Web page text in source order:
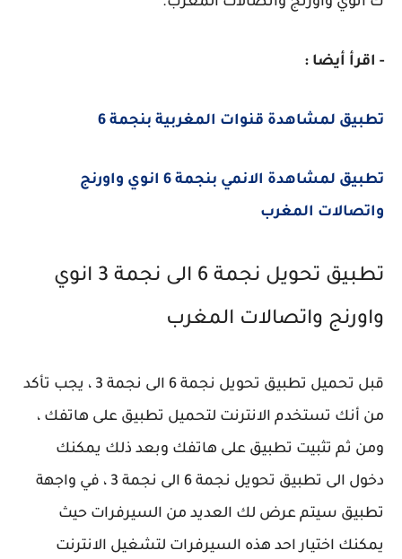
- اقرأ أيضا :
تطبيق لمشاهدة قنوات المغربية بنجمة 6
تطبيق لمشاهدة الانمي بنجمة 6 انوي واورنج
واتصالات المغرب
تطبيق تحويل نجمة 6 الى نجمة 3 انوي
واورنج واتصالات المغرب
قبل تحميل تطبيق تحويل نجمة 6 الى نجمة 3 ، يجب تأكد
من أنك تستخدم الانترنت لتحميل تطبيق على هاتفك ،
ومن ثم تثبيت تطبيق على هاتفك وبعد ذلك يمكنك
دخول الى تطبيق تحويل نجمة 6 الى نجمة 3 ، في واجهة
تطبيق سيتم عرض لك العديد من السيرفرات حيث
يمكنك اختيار احد هذه السيرفرات لتشغيل الانترنت